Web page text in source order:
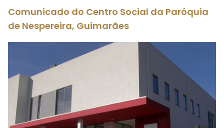
Comunicado do Centro Social da Paróquia
de Nespereira, Guimarães